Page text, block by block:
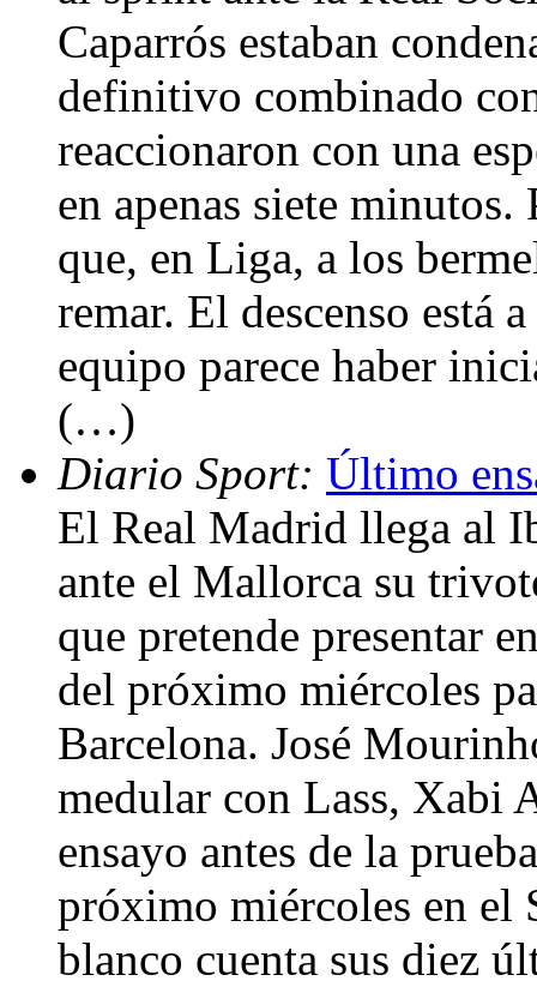
Caparrós estaban
definitivo combinado
reaccionaron con una
en apenas siete
que, en Liga, a los
remar. El descenso está
equipo parece haber
(…)
Diario Sport: Último
El Real Madrid llega al
ante el Mallorca su
que pretende presentar
del próximo miércoles
Barcelona. José
medular con Lass, Xabi
ensayo antes de la
próximo miércoles en el
blanco cuenta sus diez